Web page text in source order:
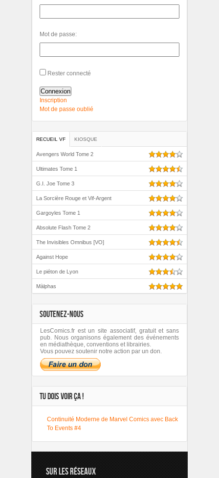
Mot de passe:
Rester connecté
Connexion
Inscription
Mot de passe oublié
RECUEIL VF KIOSQUE
Avengers World Tome 2
Ultimates Tome 1
G.I. Joe Tome 3
La Sorcière Rouge et Vif-Argent
Gargoyles Tome 1
Absolute Flash Tome 2
The Invisibles Omnibus [VO]
Against Hope
Le piéton de Lyon
Màlphas
SOUTENEZ-NOUS
LesComics.fr est un site associatif, gratuit et sans
pub. Nous organisons également des événements
en médiathèque, conventions et librairies.
Vous pouvez soutenir notre action par un don.
TU DOIS VOIR ÇA !
Continuité Moderne de Marvel Comics avec Back
To Events #4
SUR LES RÉSEAUX